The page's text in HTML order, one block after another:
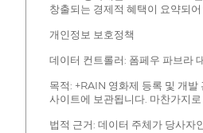
창출되는 경제적 혜택이 요약되어
개인정보 보호정책
데이터 컨트롤러: 폼페우 파브라
목적: +RAIN 영화제 등록 및 개
사이트에 보관됩니다. 마찬가지
법적 근거: 데이터 주체가 당사자